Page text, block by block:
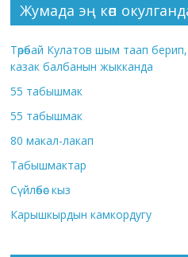
Жумада эң көп
Төрөбай Кулатов шым таап
казак балбанын жыкканда
55 табышмак
55 табышмак
80 макал-лакап
Табышмактар
Сүйлөбөс кыз
Карышкырдын камкордугу